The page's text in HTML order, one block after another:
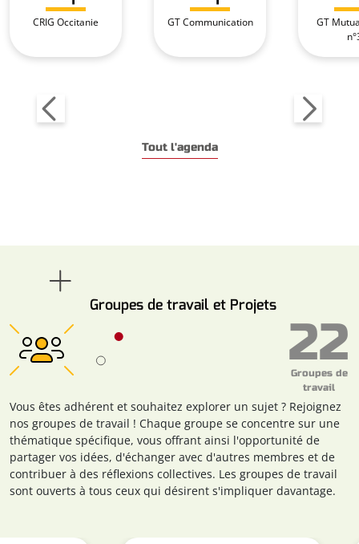
CRIG Occitanie GT Communication
GT
Tout l'agenda
Groupes de travail et Projets
Vous êtes adhérent et souhaitez explorer un sujet ? Rejoignez
nos groupes de travail ! Chaque groupe se concentre sur une
thématique spécifique, vous offrant ainsi l'opportunité de
partager vos idées, d'échanger avec d'autres membres et de
contribuer à des réflexions collectives. Les groupes de travail
sont ouverts à tous ceux qui désirent s'impliquer davantage.
22
Groupes de
travail